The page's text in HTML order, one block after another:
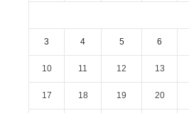
3 4 5 6
10 11 12 13
17 18 19 20